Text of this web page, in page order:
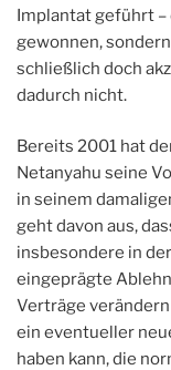
Implantat geführt
gewonnen,
schließlich doch
dadurch nicht.
Bereits 2001 hat
Netanyahu seine
in seinem
geht davon aus,
insbesondere in
eingeprägte
Verträge
ein eventueller
haben kann, die